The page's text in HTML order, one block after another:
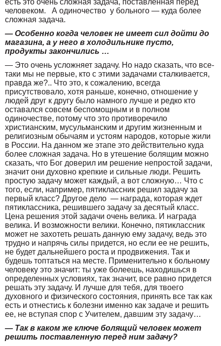
есть это очень сложная задача, поставленная перед
человеком. А одиночество у больного — куда более
сложная задача.
— Особенно когда человек не имеет сил дойти до
магазина, а у него в холодильнике пусто,
продукты закончились …
— Это очень усложняет задачу. Но надо сказать, что все-
таки мы не первые, кто с этими задачами сталкивается,
правда же?.. Что это, к сожалению, всегда
присутствовало, хотя раньше, конечно, отношение у
людей друг к другу было намного лучше и редко кто
оставался совсем беспомощным и в полном
одиночестве, потому что это противоречило
христианским, мусульманским и другим жизненным и
религиозным обычаям и устоям народов, которые жили
в России. На данном же этапе это действительно куда
более сложная задача. Но в утешение болящим можно
сказать, что Бог доверил им решение непростой задачи,
значит они духовно крепкие и сильные люди. Решить
простую задачу может каждый, а вот сложную… Что с
того, если, например, пятиклассник решил задачу за
первый класс? Другое дело — награда, которая ждет
пятиклассника, решившего задачу за десятый класс.
Цена решения этой задачи очень велика. И награда
велика. И возможности велики. Конечно, пятиклассник
может не захотеть решать данную ему задачу, ведь это
трудно и напрячь силы придется, но если ее не решить,
не будет дальнейшего роста и продвижения. Так и
будешь топтаться на месте. Применительно к больному
человеку это значит: ты уже болеешь, находишься в
определенных условиях, так значит, все равно придется
решать эту задачу. И лучше для тебя, для твоего
духовного и физического состояния, принять все так как
есть и отнестись к болезни именно как задаче и решить
ее, не вступая спор с Учителем, давшим эту задачу…
— Так в каком же ключе болящий человек может
решить поставленную перед ним задачу?